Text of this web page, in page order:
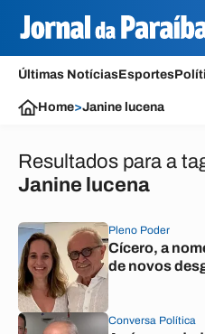
Últimas NotíciasEsportes
Home>Janine lucena
Resultados para a
Janine lucena
Pleno Poder
Cícero, a
de novos
Conversa Política